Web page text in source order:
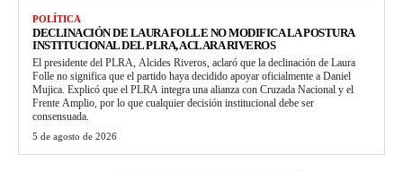
POLÍTICA
DECLINACIÓN DE LAURA FOLLE NO MODIFICA LA POSTURA
INSTITUCIONAL DEL PLRA, ACLARA RIVEROS
El presidente del PLRA, Alcides Riveros, aclaró que la declinación de Laura
Folle no significa que el partido haya decidido apoyar oficialmente a Daniel
Mujica. Explicó que el PLRA integra una alianza con Cruzada Nacional y el
Frente Amplio, por lo que cualquier decisión institucional debe ser
consensuada.
5 de agosto de 2026